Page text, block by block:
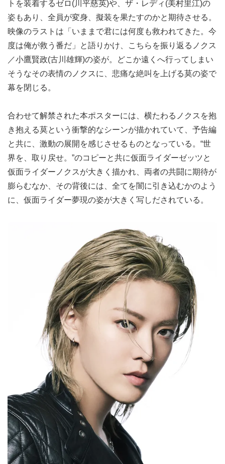
トを装着するゼロ(川平慈英)や、ザ・レディ(美村里江)の
姿もあり、全員が変身、擬装を果たすのかと期待させる。
映像のラストは「いままで君には何度も救われてきた。今
度は俺が救う番だ」と語りかけ、こちらを振り返るノクス
／小鷹賢政(古川雄輝)の姿が。どこか遠くへ行ってしまい
そうなその表情のノクスに、悲痛な絶叫を上げる莫の姿で
幕を閉じる。
合わせて解禁された本ポスターには、横たわるノクスを抱
き抱える莫という衝撃的なシーンが描かれていて、予告編
と共に、激動の展開を感じさせるものとなっている。“世
界を、取り戻せ。”のコピーと共に仮面ライダーゼッツと
仮面ライダーノクスが大きく描かれ、両者の共闘に期待が
膨らむなか、その背後には、全てを闇に引き込むかのよう
に、仮面ライダー夢現の姿が大きく写しだされている。